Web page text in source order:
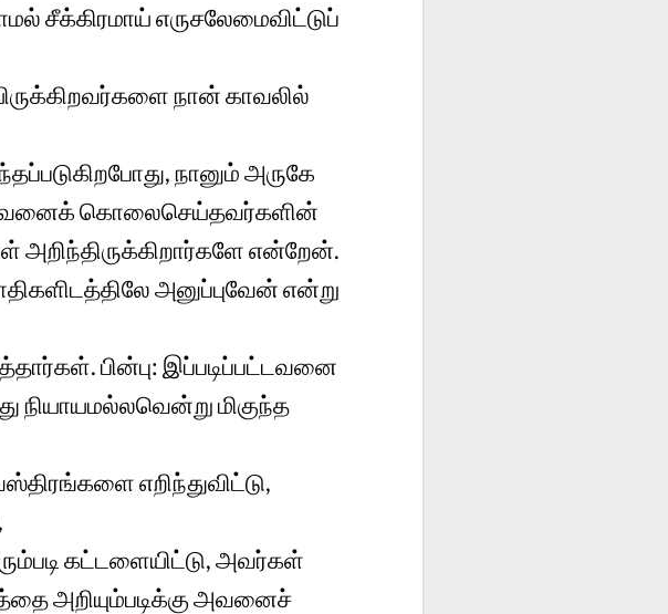
எருசலேமைவிட்டுப்
நான் காவலில்
நானும் அருகே
கொலைசெய்தவர்களின்
என்றேன்.
அனுப்புவேன் என்று
பின்பு: இப்படிப்பட்டவனை
நியாயமல்லவென்று மிகுந்த
எறிந்துவிட்டு,
கட்டளையிட்டு, அவர்கள்
அறியும்படிக்கு அவனைச்